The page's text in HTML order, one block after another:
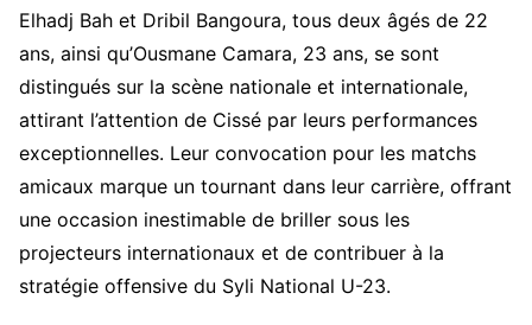
Elhadj Bah et Dribil Bangoura, tous deux âgés de 22
ans, ainsi qu’Ousmane Camara, 23 ans, se sont
distingués sur la scène nationale et internationale,
attirant l’attention de Cissé par leurs performances
exceptionnelles. Leur convocation pour les matchs
amicaux marque un tournant dans leur carrière, offrant
une occasion inestimable de briller sous les
projecteurs internationaux et de contribuer à la
stratégie offensive du Syli National U-23.